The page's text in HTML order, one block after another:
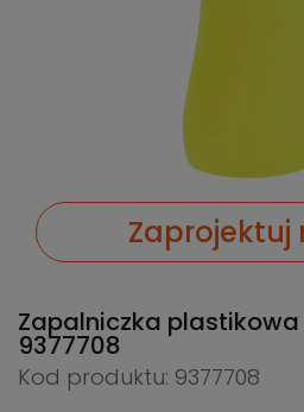
Zaprojektuj
Zapalniczka plastikowa
9377708
Kod produktu: 9377708